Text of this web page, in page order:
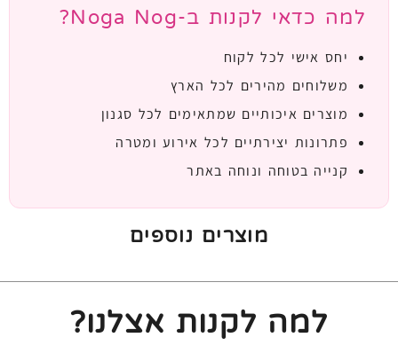
למה כדאי לקנות ב-Noga Nog?
יחס אישי לכל לקוח
משלוחים מהירים לכל הארץ
מוצרים איכותיים שמתאימים לכל סגנון
פתרונות יצירתיים לכל אירוע ומטרה
קנייה בטוחה ונוחה באתר
מוצרים נוספים
למה לקנות אצלנו?